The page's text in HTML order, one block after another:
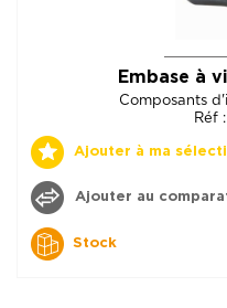
Embase à
Composants
Réf
Ajouter à ma
Ajouter au
Stock